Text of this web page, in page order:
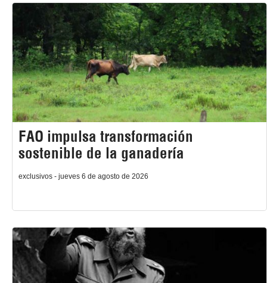
FAO impulsa transformación
sostenible de la ganadería
exclusivos - jueves 6 de agosto de 2026